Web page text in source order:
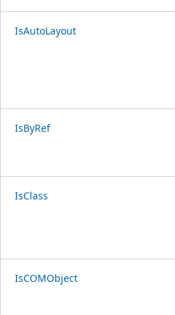
IsAutoLayout
IsByRef
IsClass
IsCOMObject